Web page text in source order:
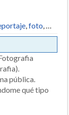
,foto, …
pública.
qué tipo